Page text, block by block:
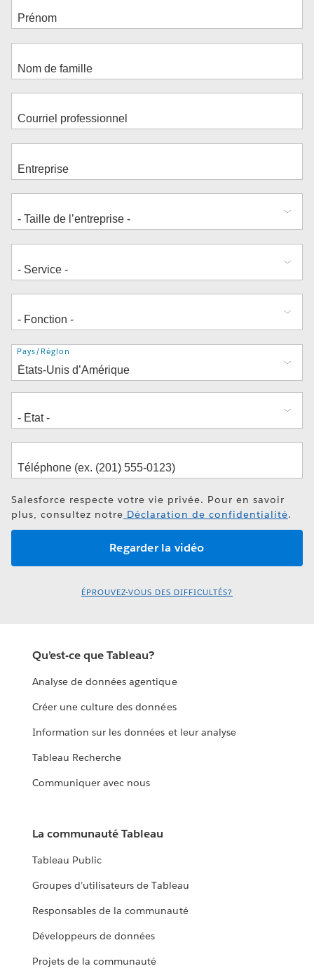
Adresse
Pays/Région
Salesforce respecte votre vie privée. Pour en savoir
plus, consultez notre Déclaration de confidentialité.
ÉPROUVEZ-VOUS DES DIFFICULTÉS?
Qu’est-ce que Tableau?
Analyse de données agentique
Créer une culture des données
Information sur les données et leur analyse
Tableau Recherche
Communiquer avec nous
La communauté Tableau
Tableau Public
Groupes d’utilisateurs de Tableau
Responsables de la communauté
Développeurs de données
Projets de la communauté